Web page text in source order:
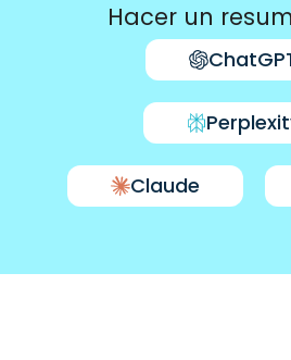
Hacer un
Claude